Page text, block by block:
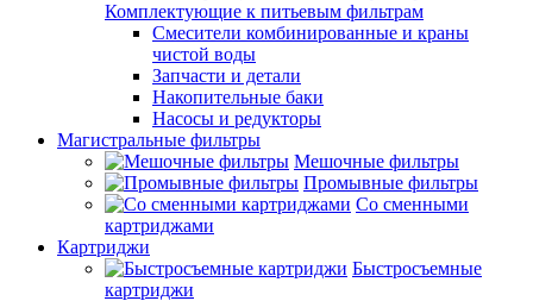
Комплектующие к питьевым фильтрам
Смесители комбинированные и краны
чистой воды
Запчасти и детали
Накопительные баки
Насосы и редукторы
Магистральные фильтры
Мешочные фильтры
Промывные фильтры
Со сменными
картриджами
Картриджи
Быстросъемные
картриджи